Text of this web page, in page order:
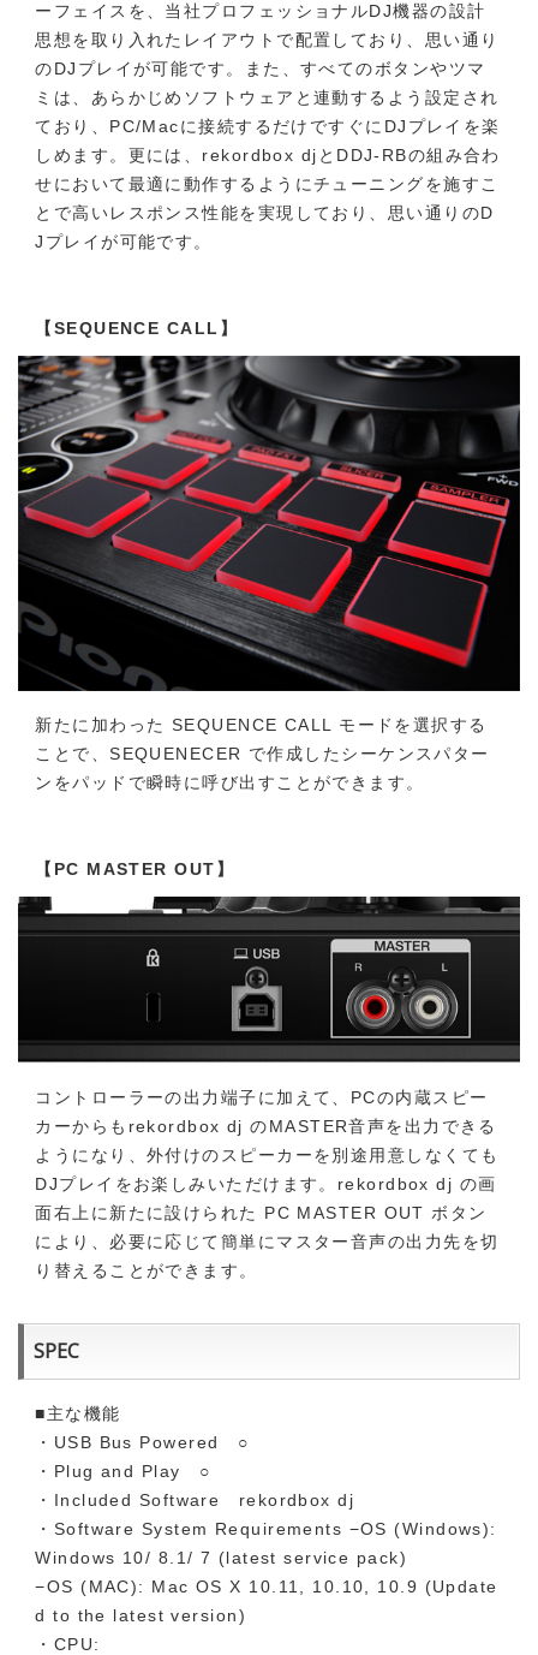
ーフェイスを、当社プロフェッショナルDJ機器の設計
思想を取り入れたレイアウトで配置しており、思い通り
のDJプレイが可能です。また、すべてのボタンやツマ
ミは、あらかじめソフトウェアと連動するよう設定され
ており、PC/Macに接続するだけですぐにDJプレイを楽
しめます。更には、rekordbox djとDDJ-RBの組み合わ
せにおいて最適に動作するようにチューニングを施すこ
とで高いレスポンス性能を実現しており、思い通りのD
Jプレイが可能です。
【SEQUENCE CALL】
新たに加わった SEQUENCE CALL モードを選択する
ことで、SEQUENECER で作成したシーケンスパター
ンをパッドで瞬時に呼び出すことができます。
【PC MASTER OUT】
コントローラーの出力端子に加えて、PCの内蔵スピー
カーからもrekordbox dj のMASTER音声を出力できる
ようになり、外付けのスピーカーを別途用意しなくても
DJプレイをお楽しみいただけます。rekordbox dj の画
面右上に新たに設けられた PC MASTER OUT ボタン
により、必要に応じて簡単にマスター音声の出力先を切
り替えることができます。
SPEC
■主な機能
・USB Bus Powered ○
・Plug and Play ○
・Included Software rekordbox dj
・Software System Requirements −OS (Windows):
Windows 10/ 8.1/ 7 (latest service pack)
−OS (MAC): Mac OS X 10.11, 10.10, 10.9 (Update
d to the latest version)
・CPU: